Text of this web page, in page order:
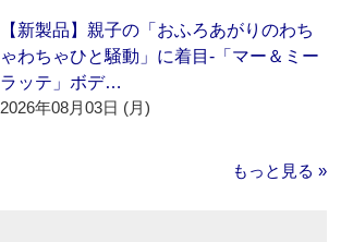
【新製品】親子の「おふろあがりのわち
ゃわちゃひと騒動」に着目‐「マー＆ミー
ラッテ」ボデ…
2026年08月03日 (月)
もっと見る »